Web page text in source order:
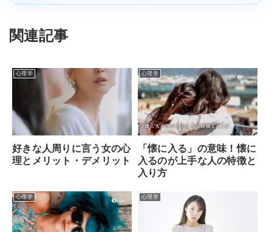
関連記事
心理学
好きな人周りに言う女の心
理とメリット・デメリット
心理学
「懐に入る」の意味！懐に
入るのが上手な人の特徴と
入り方
心理学 心理学